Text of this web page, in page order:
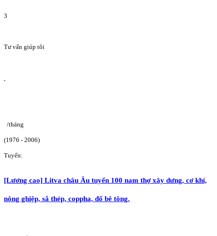
3
Tư vấn giúp tôi
/tháng
(1976 - 2006)
Tuyển:
[Lương cao] Litva châu Âu tuyển 100 nam thợ xây dưng, cơ khí,
nông ghiệp, sắ thép, coppha, đổ bê tông.